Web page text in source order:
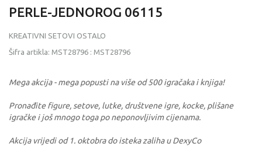
PERLE-JEDNOROG 06115
KREATIVNI SETOVI OSTALO
Šifra artikla: MST28796 : MST28796
Mega akcija - mega popusti na više od 500 igračaka i knjiga!
Pronađite figure, setove, lutke, društvene igre, kocke, plišane
igračke i još mnogo toga po neponovljivim cijenama.
Akcija vrijedi od 1. oktobra do isteka zaliha u DexyCo